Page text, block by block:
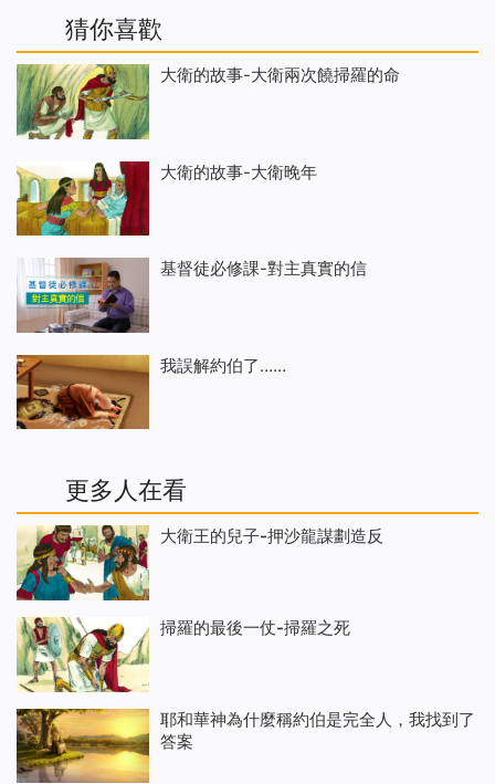
猜你喜歡
大衛的故事-大衛兩次饒掃羅的命
大衛的故事-大衛晚年
基督徒必修課-對主真實的信
我誤解約伯了……
更多人在看
大衛王的兒子-押沙龍謀劃造反
掃羅的最後一仗-掃羅之死
耶和華神為什麼稱約伯是完全人，我找到了
答案